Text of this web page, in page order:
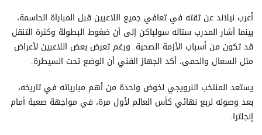
أعرب نيلاند عن ثقته في تعافي جميع اللاعبين قبل المباراة الحاسمة،
بينما أشار المدرب ستاله سولباكن إلى أن ضغوط البطولة وكثرة التنقل
قد تكون من أسباب الأزمة الصحية. ورغم تعرض بعض اللاعبين لأعراض
مثل السعال والحمى، أكد الجهاز الفني أن الوضع تحت السيطرة.
يستعد المنتخب النرويجي لخوض واحدة من أهم مبارياته في تاريخه،
بعد وصوله لربع نهائي كأس العالم لأول مرة، في مواجهة صعبة أمام
إنجلترا.